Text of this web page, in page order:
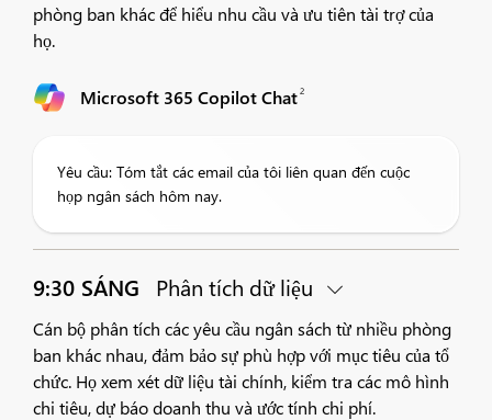
phòng ban khác để hiểu nhu cầu và ưu tiên tài trợ của
họ.
Microsoft 365 Copilot Chat2
Yêu cầu: Tóm tắt các email của tôi liên quan đến cuộc
họp ngân sách hôm nay.
9:30 SÁNG Phân tích dữ liệu
Cán bộ phân tích các yêu cầu ngân sách từ nhiều phòng
ban khác nhau, đảm bảo sự phù hợp với mục tiêu của tổ
chức. Họ xem xét dữ liệu tài chính, kiểm tra các mô hình
chi tiêu, dự báo doanh thu và ước tính chi phí.